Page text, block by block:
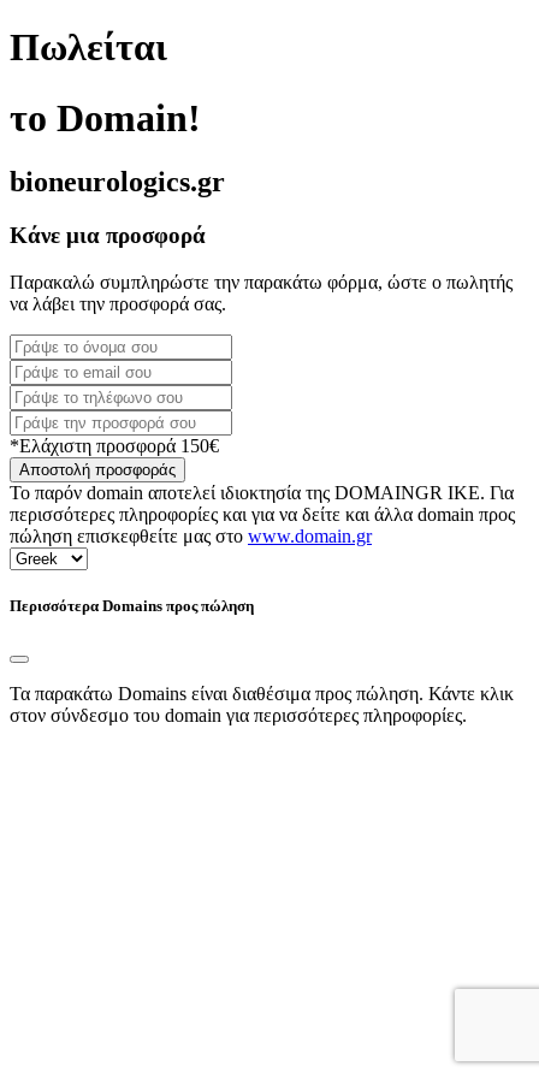
Πωλείται
το Domain!
bioneurologics.gr
Κάνε μια προσφορά
Παρακαλώ συμπληρώστε την παρακάτω φόρμα, ώστε ο πωλητής
να λάβει την προσφορά σας.
*Ελάχιστη προσφορά 150€
Αποστολή προσφοράς
Το παρόν domain αποτελεί ιδιοκτησία της DOMAINGR ΙΚΕ. Για
περισσότερες πληροφορίες και για να δείτε και άλλα domain προς
πώληση επισκεφθείτε μας στο www.domain.gr
Περισσότερα Domains προς πώληση
Τα παρακάτω Domains είναι διαθέσιμα προς πώληση. Κάντε κλικ
στον σύνδεσμο του domain για περισσότερες πληροφορίες.